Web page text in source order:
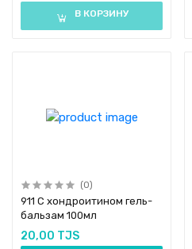
В КОРЗИНУ
(0)
911 С хондроитином гель-
бальзам 100мл
20,00 TJS